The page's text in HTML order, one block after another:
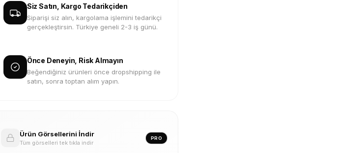
Siz Satın, Kargo Tedarikçiden
Siparişi siz alın, kargolama işlemini tedarikçi
gerçekleştirsin. Türkiye geneli 2-3 iş günü.
Önce Deneyin, Risk Almayın
Beğendiğiniz ürünleri önce dropshipping ile
satın, sonra toptan alım yapın.
Ürün Görsellerini İndir
Tüm görselleri tek tıkla indir
PRO